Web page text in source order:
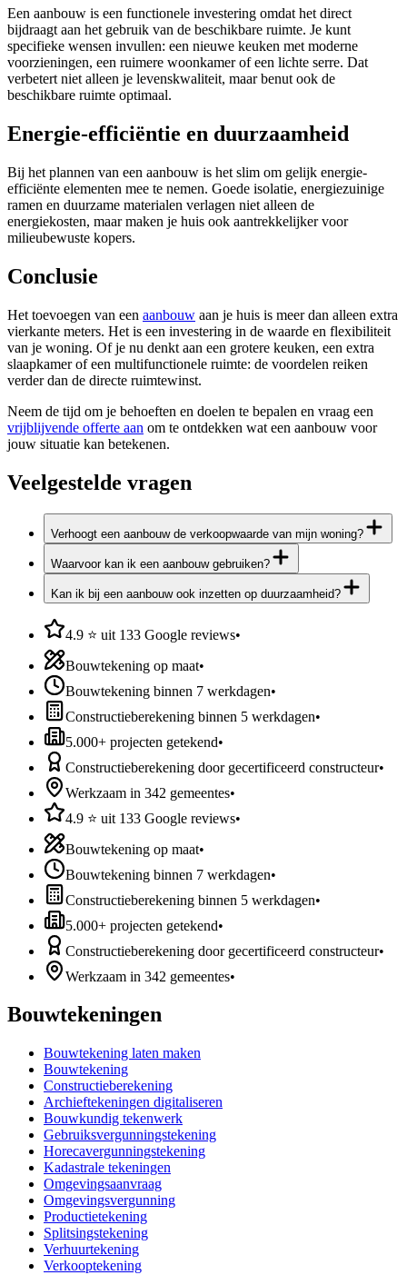
Een aanbouw is een functionele investering omdat het direct
bijdraagt aan het gebruik van de beschikbare ruimte. Je kunt
specifieke wensen invullen: een nieuwe keuken met moderne
voorzieningen, een ruimere woonkamer of een lichte serre. Dat
verbetert niet alleen je levenskwaliteit, maar benut ook de
beschikbare ruimte optimaal.
Energie-efficiëntie en duurzaamheid
Bij het plannen van een aanbouw is het slim om gelijk energie-
efficiënte elementen mee te nemen. Goede isolatie, energiezuinige
ramen en duurzame materialen verlagen niet alleen de
energiekosten, maar maken je huis ook aantrekkelijker voor
milieubewuste kopers.
Conclusie
Het toevoegen van een aanbouw aan je huis is meer dan alleen extra
vierkante meters. Het is een investering in de waarde en flexibiliteit
van je woning. Of je nu denkt aan een grotere keuken, een extra
slaapkamer of een multifunctionele ruimte: de voordelen reiken
verder dan de directe ruimtewinst.
Neem de tijd om je behoeften en doelen te bepalen en vraag een
vrijblijvende offerte aan om te ontdekken wat een aanbouw voor
jouw situatie kan betekenen.
Veelgestelde vragen
Verhoogt een aanbouw de verkoopwaarde van mijn woning?
Waarvoor kan ik een aanbouw gebruiken?
Kan ik bij een aanbouw ook inzetten op duurzaamheid?
4.9 ⭐ uit 133 Google reviews•
Bouwtekening op maat•
Bouwtekening binnen 7 werkdagen•
Constructieberekening binnen 5 werkdagen•
5.000+ projecten getekend•
Constructieberekening door gecertificeerd constructeur•
Werkzaam in 342 gemeentes•
4.9 ⭐ uit 133 Google reviews•
Bouwtekening op maat•
Bouwtekening binnen 7 werkdagen•
Constructieberekening binnen 5 werkdagen•
5.000+ projecten getekend•
Constructieberekening door gecertificeerd constructeur•
Werkzaam in 342 gemeentes•
Bouwtekeningen
Bouwtekening laten maken
Bouwtekening
Constructieberekening
Archieftekeningen digitaliseren
Bouwkundig tekenwerk
Gebruiksvergunningstekening
Horecavergunningstekening
Kadastrale tekeningen
Omgevingsaanvraag
Omgevingsvergunning
Productietekening
Splitsingstekening
Verhuurtekening
Verkooptekening